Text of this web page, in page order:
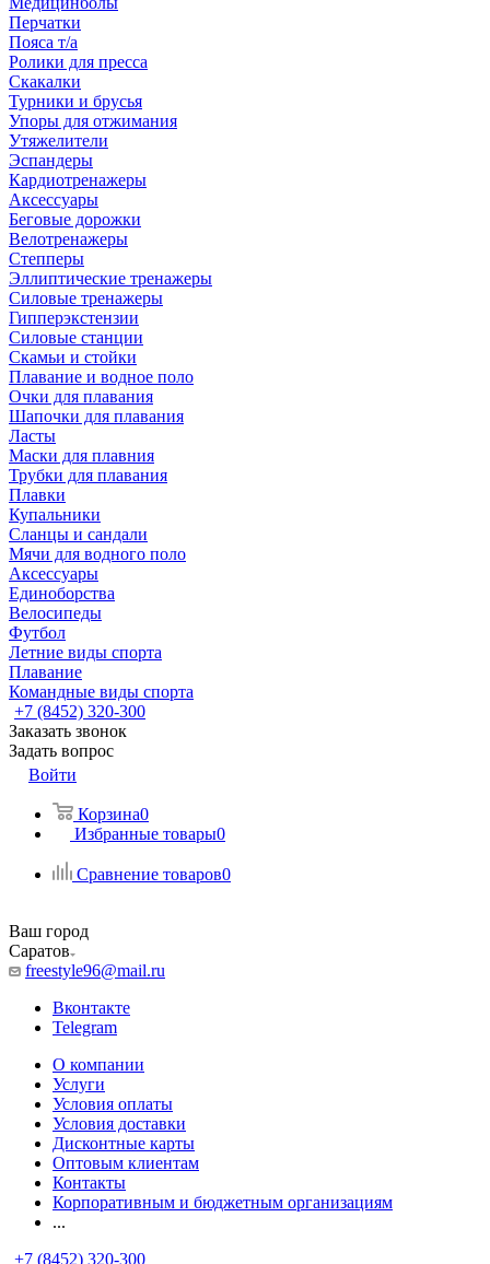
Перчатки
Пояса т/а
Ролики для пресса
Скакалки
Турники и брусья
Упоры для отжимания
Утяжелители
Эспандеры
Кардиотренажеры
Аксессуары
Беговые дорожки
Велотренажеры
Степперы
Эллиптические тренажеры
Силовые тренажеры
Гипперэкстензии
Силовые станции
Скамьи и стойки
Плавание и водное поло
Очки для плавания
Шапочки для плавания
Ласты
Маски для плавния
Трубки для плавания
Плавки
Купальники
Сланцы и сандали
Мячи для водного поло
Аксессуары
Единоборства
Велосипеды
Футбол
Летние виды спорта
Плавание
Командные виды спорта
+7 (8452) 320-300
Заказать звонок
Задать вопрос
Войти
Корзина0
Избранные товары0
Сравнение товаров0
Ваш город
Саратов
freestyle96@mail.ru
Вконтакте
Telegram
О компании
Услуги
Условия оплаты
Условия доставки
Дисконтные карты
Оптовым клиентам
Контакты
Корпоративным и бюджетным организациям
...
+7 (8452) 320-300